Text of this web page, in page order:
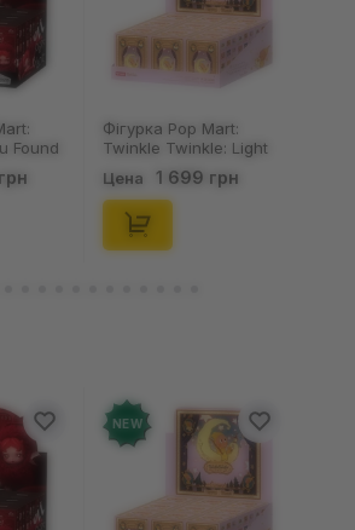
Оставить отзыв
Found
1 з
Фігурка Pop Mart:
Twinkle Twinkle: Light
Up: Scene Sets Series
(Blind Box: 1 з 10)
(Secret Edition),
(21372)
Цена 1 699 грн
NEW